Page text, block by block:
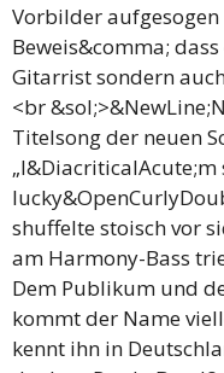
Vorbilder
Beweis&comma;
Gitarrist sondern
<br
Titelsong der neuen
„I&DiacriticalAcute;m
shuffelte stoisch vor
am Harmony-Bass
Dem Publikum und
kommt der Name
kennt ihn in